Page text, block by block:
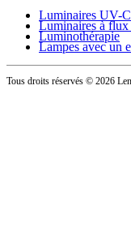
Luminaires UV-
Luminaires à
Luminothérapie
Lampes avec un
Tous droits réservés © 2026